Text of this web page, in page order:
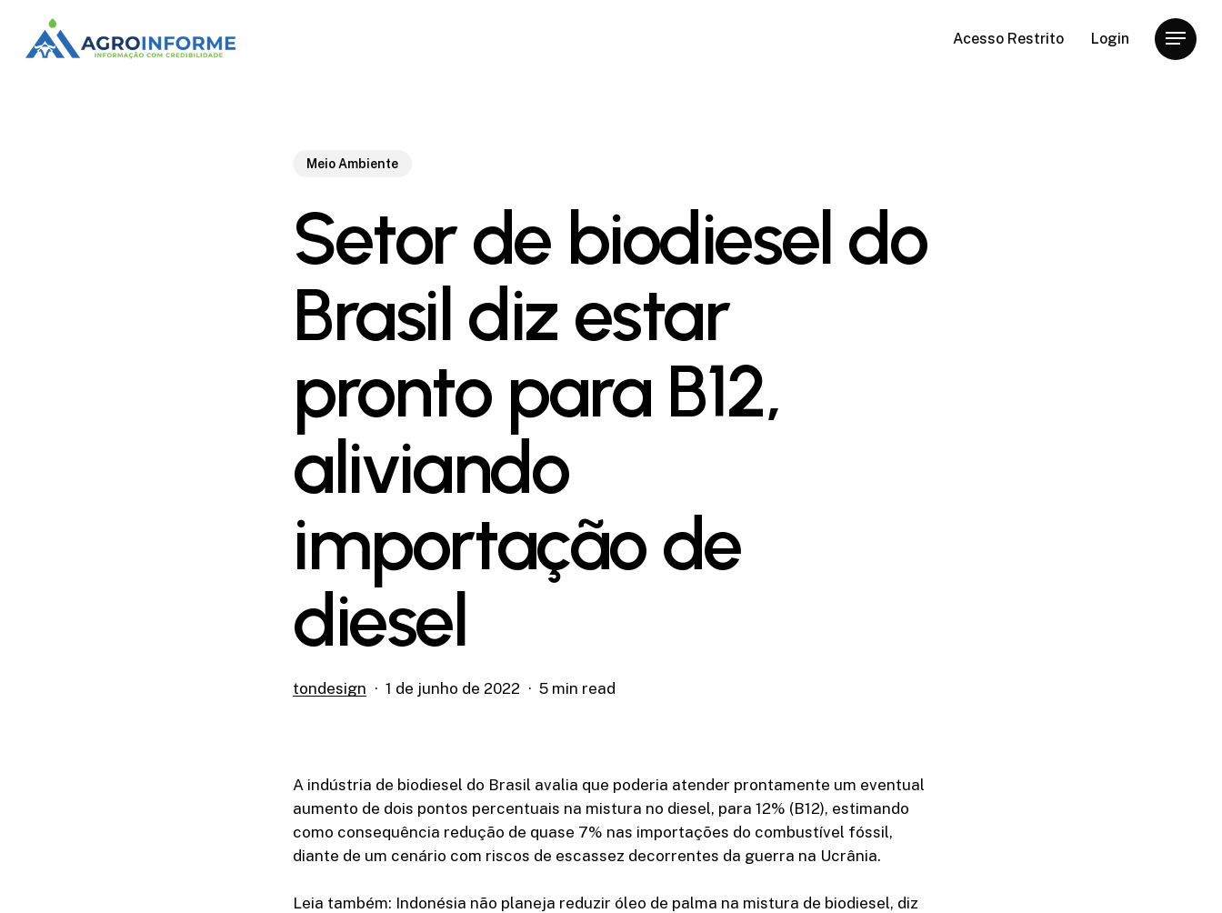
main
Acesso Restrito Login Menu
Meio Ambiente
Setor de biodiesel do
Brasil diz estar
pronto para B12,
aliviando
importação de
diesel
tondesign 1 de junho de 2022 5 min read
A indústria de biodiesel do Brasil avalia que poderia atender prontamente um eventual
aumento de dois pontos percentuais na mistura no diesel, para 12% (B12), estimando
como consequência redução de quase 7% nas importações do combustível fóssil,
diante de um cenário com riscos de escassez decorrentes da guerra na Ucrânia.
Leia também: Indonésia não planeja reduzir óleo de palma na mistura de biodiesel, diz